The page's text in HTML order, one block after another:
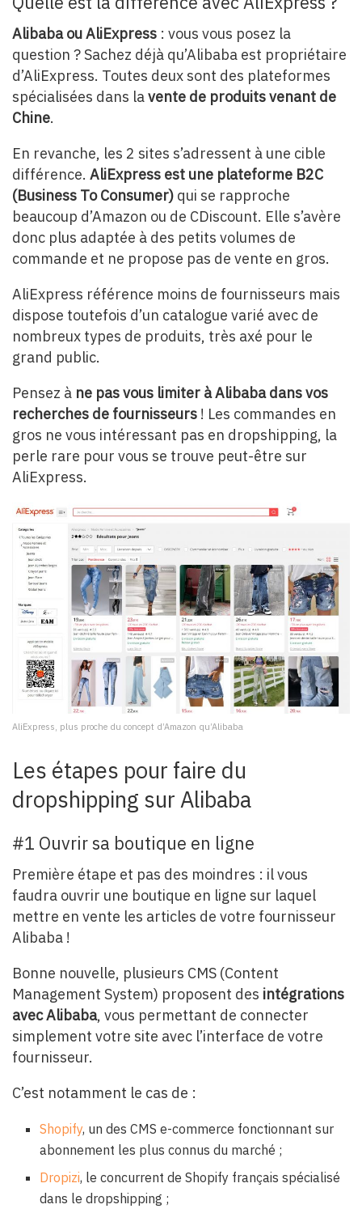
Alibaba ou AliExpress : vous vous posez la
question ? Sachez déjà qu’Alibaba est propriétaire
d’AliExpress. Toutes deux sont des plateformes
spécialisées dans lavente de produits venant de
Chine.
En revanche, les 2 sites s’adressent à une cible
différence. AliExpress est une plateforme B2C
(Business To Consumer) qui se rapproche
beaucoup d’Amazon ou de CDiscount. Elle s’avère
donc plus adaptée à des petits volumes de
commande et ne propose pas de vente en gros.
AliExpress référence moins de fournisseurs mais
dispose toutefois d’un catalogue varié avec de
nombreux types de produits, très axé pour le
grand public.
Pensez à ne pas vous limiter à Alibaba dans vos
recherches de fournisseurs ! Les commandes en
gros ne vous intéressant pas en dropshipping, la
perle rare pour vous se trouve peut-être sur
AliExpress.
AliExpress, plus proche du concept d’Amazon qu’Alibaba
Les étapes pour faire du
dropshipping sur Alibaba
#1 Ouvrir sa boutique en ligne
Première étape et pas des moindres : il vous
faudra ouvrir une boutique en ligne sur laquel
mettre en vente les articles de votre fournisseur
Alibaba !
Bonne nouvelle, plusieurs CMS (Content
Management System) proposent des intégrations
avec Alibaba, vous permettant de connecter
simplement votre site avec l’interface de votre
fournisseur.
C’est notamment le cas de :
Shopify, un des CMS e-commerce fonctionnant sur
abonnement les plus connus du marché ;
Dropizi, le concurrent de Shopify français spécialisé
dans le dropshipping ;